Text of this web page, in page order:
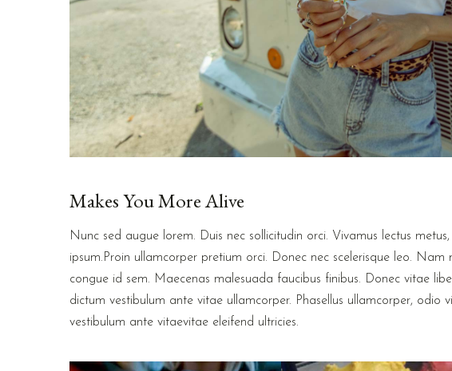
Makes You More Alive
Nunc sed augue lorem. Duis nec sollicitudin orci. Vivamus lectus
ipsum.Proin ullamcorper pretium orci. Donec nec scelerisque leo.
congue id sem. Maecenas malesuada faucibus finibus. Donec vitae
dictum vestibulum ante vitae ullamcorper. Phasellus ullamcorper, odio
vestibulum ante vitaevitae eleifend ultricies.